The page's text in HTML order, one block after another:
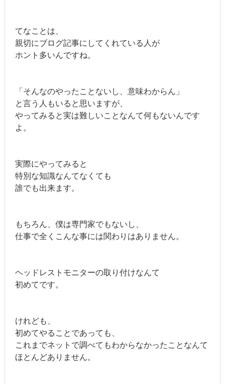
てなことは、
親切にブログ記事にしてくれている人が
ホント多いんですね。
「そんなのやったことないし、意味わからん」
と言う人もいると思いますが、
やってみると実は難しいことなんて何もないんです
よ。
実際にやってみると
特別な知識なんてなくても
誰でも出来ます。
もちろん、僕は専門家でもないし、
仕事で全くこんな事には関わりはありません。
ヘッドレストモニターの取り付けなんて
初めてです。
けれども、
初めてやることであっても、
これまでネットで調べてもわからなかったことなんて
ほとんどありません。